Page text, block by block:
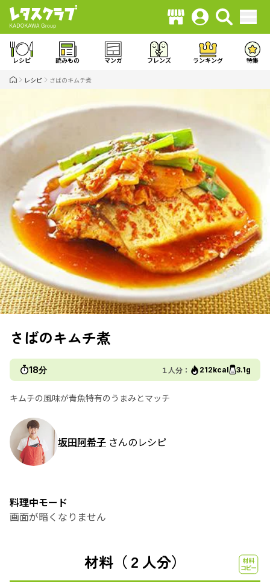
レシピ 読みもの マンガ フレンズ ランキング 特集
レシピ さばのキムチ煮
さばのキムチ煮
18分 １人分： 212kcal 3.1g
キムチの風味が青魚特有のうまみとマッチ
坂田阿希子 さんのレシピ
料理中モード
画面が暗くなりません
材料（２人分）